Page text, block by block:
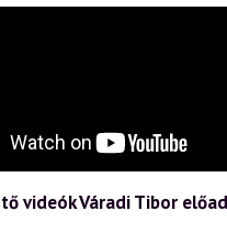
videók Váradi Tibor